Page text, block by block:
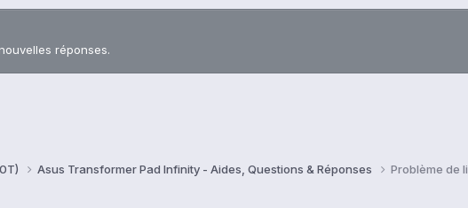
réponses.
Asus Transformer Pad Infinity - Aides, Questions & Réponses Problème de